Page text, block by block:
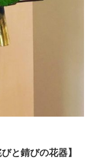
と錆びの花器】